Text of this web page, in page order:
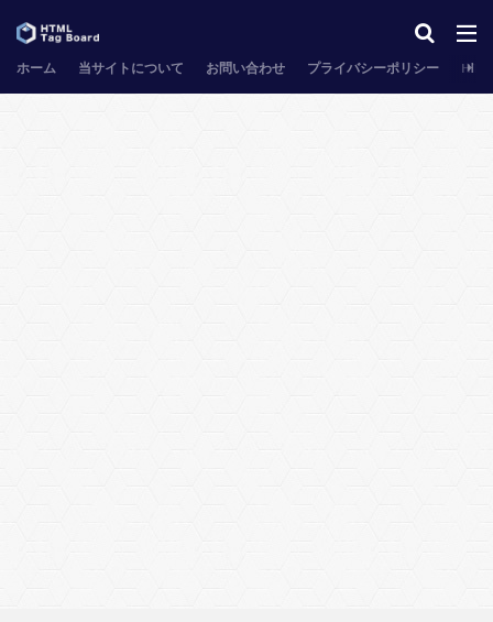
ホーム 当サイトについて お問い合わせ プライバシーポリシー